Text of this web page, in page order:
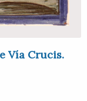
Vía Crucis.